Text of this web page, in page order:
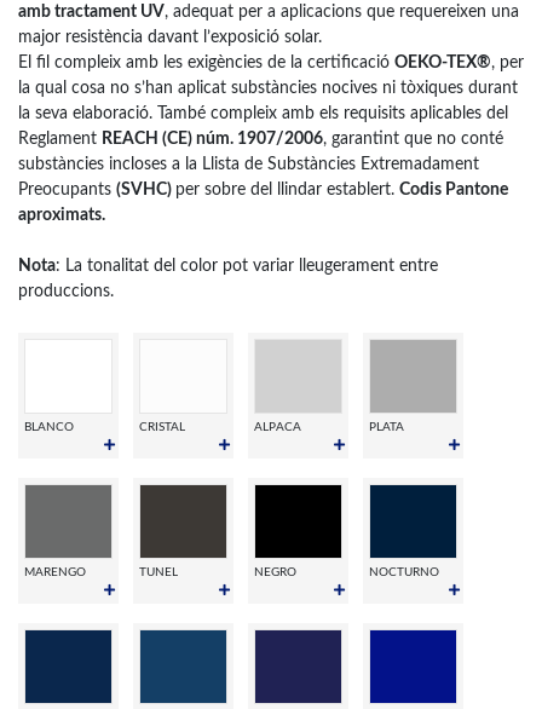
amb tractament UV, adequat per a aplicacions que requereixen una
major resistència davant l’exposició solar.
El fil compleix amb les exigències de la certificació OEKO-TEX®, per
la qual cosa no s’han aplicat substàncies nocives ni tòxiques durant
la seva elaboració. També compleix amb els requisits aplicables del
Reglament REACH (CE) núm. 1907/2006, garantint que no conté
substàncies incloses a la Llista de Substàncies Extremadament
Preocupants (SVHC) per sobre del llindar establert. Codis Pantone
aproximats.
Nota: La tonalitat del color pot variar lleugerament entre
produccions.
BLANCO CRISTAL ALPACA PLATA
MARENGO TUNEL NEGRO NOCTURNO